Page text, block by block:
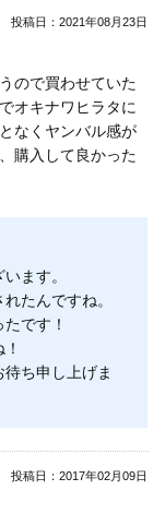
投稿日： 2021年08月23日
ので買わせていた
オキナワヒラタに
なくヤンバル感が
購入して良かった
ます。
たんですね。
です！
ち申し上げま
投稿日： 2017年02月09日